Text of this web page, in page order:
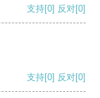
支持[0] 反对[0]
支持[0] 反对[0]